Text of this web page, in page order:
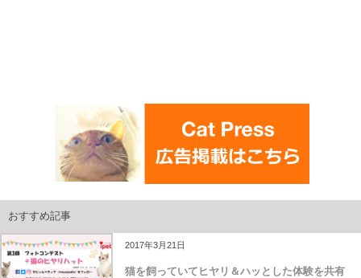
おすすめ記事
2017年3月21日
猫を飼っていてヒヤリ＆ハッとした体験を共有